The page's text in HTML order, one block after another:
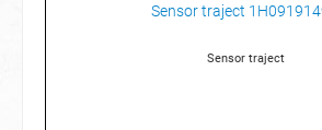
Sensor traject
Sensor traject